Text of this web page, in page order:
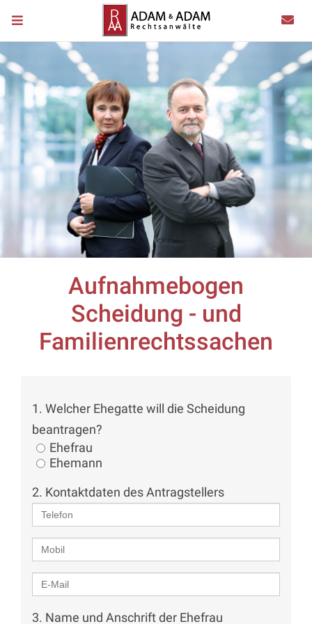
Aufnahmebogen
Scheidung - und
Familienrechtssachen
1. Welcher Ehegatte will die Scheidung
beantragen?
Ehefrau
Ehemann
2. Kontaktdaten des Antragstellers
3. Name und Anschrift der Ehefrau